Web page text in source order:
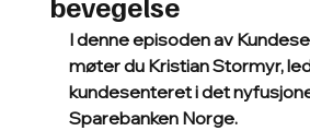
I denne episoden av
møter du Kristian Stormyr,
kundesenteret i det
Sparebanken Norge.